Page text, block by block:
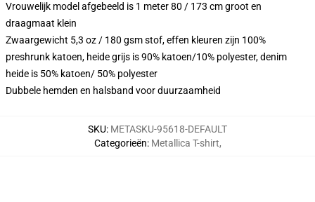
Vrouwelijk model afgebeeld is 1 meter 80 / 173 cm groot en
draagmaat klein
Zwaargewicht 5,3 oz / 180 gsm stof, effen kleuren zijn 100%
preshrunk katoen, heide grijs is 90% katoen/10% polyester, denim
heide is 50% katoen/ 50% polyester
Dubbele hemden en halsband voor duurzaamheid
SKU: METASKU-95618-DEFAULT
Categorieën: Metallica T-shirt,